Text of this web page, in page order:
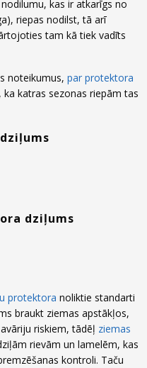
kas ir atkarīgs no
riepas nodilst, tā arī
tam kā tiek vadīts
noteikumus, par protektora
, ka katras sezonas riepām tas
dziļums
protektora noliktie standarti
braukt ziemas apstākļos,
riskiem, tādēļ ziemas
rievām un lamelēm, kas
kontroli. Taču